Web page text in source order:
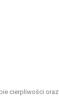
cierpliwości oraz